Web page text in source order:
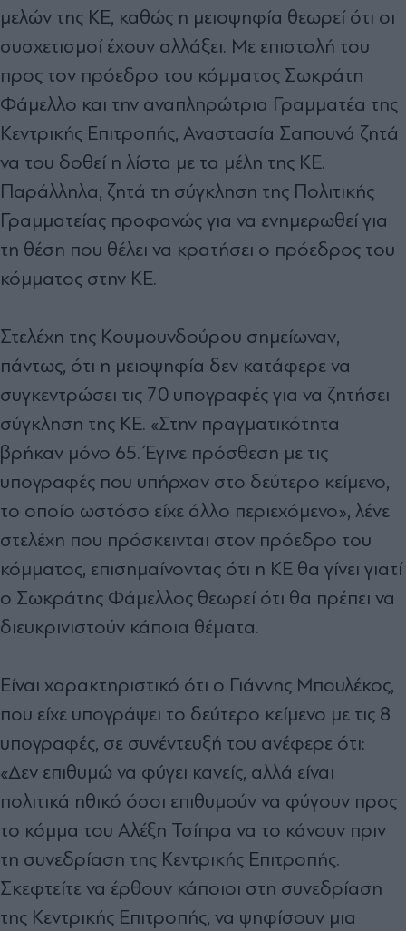
μελών της ΚΕ, καθώς η μειοψηφία θεωρεί ότι οι
συσχετισμοί έχουν αλλάξει. Με επιστολή του
προς τον πρόεδρο του κόμματος Σωκράτη
Φάμελλο και την αναπληρώτρια Γραμματέα της
Κεντρικής Επιτροπής, Αναστασία Σαπουνά ζητά
να του δοθεί η λίστα με τα μέλη της ΚΕ.
Παράλληλα, ζητά τη σύγκληση της Πολιτικής
Γραμματείας προφανώς για να ενημερωθεί για
τη θέση που θέλει να κρατήσει ο πρόεδρος του
κόμματος στην ΚΕ.
Στελέχη της Κουμουνδούρου σημείωναν,
πάντως, ότι η μειοψηφία δεν κατάφερε να
συγκεντρώσει τις 70 υπογραφές για να ζητήσει
σύγκληση της ΚΕ. «Στην πραγματικότητα
βρήκαν μόνο 65. Έγινε πρόσθεση με τις
υπογραφές που υπήρχαν στο δεύτερο κείμενο,
το οποίο ωστόσο είχε άλλο περιεχόμενο», λένε
στελέχη που πρόσκεινται στον πρόεδρο του
κόμματος, επισημαίνοντας ότι η ΚΕ θα γίνει γιατί
ο Σωκράτης Φάμελλος θεωρεί ότι θα πρέπει να
διευκρινιστούν κάποια θέματα.
Είναι χαρακτηριστικό ότι ο Γιάννης Μπουλέκος,
που είχε υπογράψει το δεύτερο κείμενο με τις 8
υπογραφές, σε συνέντευξή του ανέφερε ότι:
«Δεν επιθυμώ να φύγει κανείς, αλλά είναι
πολιτικά ηθικό όσοι επιθυμούν να φύγουν προς
το κόμμα του Αλέξη Τσίπρα να το κάνουν πριν
τη συνεδρίαση της Κεντρικής Επιτροπής.
Σκεφτείτε να έρθουν κάποιοι στη συνεδρίαση
της Κεντρικής Επιτροπής, να ψηφίσουν μια